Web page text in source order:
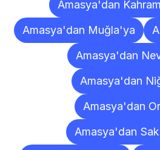
Amasya'dan
Amasya'dan Muğla'ya
Amasya'dan
Amasya'dan
Amasya'dan
Amasya'dan